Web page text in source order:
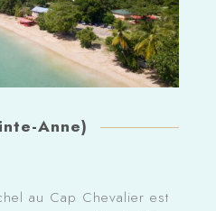
Anne)
au Cap Chevalier est